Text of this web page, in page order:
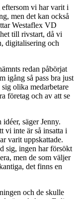
eftersom vi har varit i
men det kan också
Westaflex VD
till rivstart, då vi
digitalisering och
redan påbörjat
igång så pass bra just
olika medarbetare
företag och av att se
säger Jenny.
vi inte är så insatta i
varit uppskattade.
sig, ingen har försökt
men de som väljer
det finns en
och de skulle